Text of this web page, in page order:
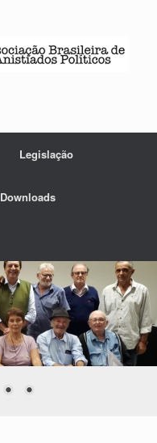
Legislação
Downloads